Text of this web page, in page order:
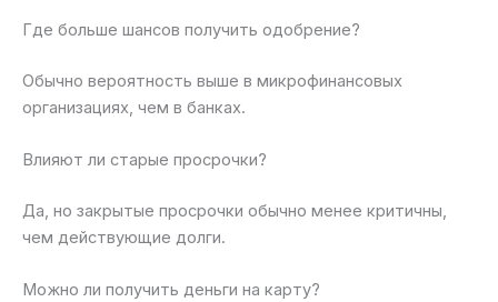
Где больше шансов получить одобрение?
Обычно вероятность выше в микрофинансовых
организациях, чем в банках.
Влияют ли старые просрочки?
Да, но закрытые просрочки обычно менее критичны,
чем действующие долги.
Можно ли получить деньги на карту?